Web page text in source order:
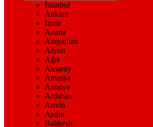
İstanbul
Ankara
İzmir
Adana
Adıyaman
Afyon
Ağrı
Aksaray
Amasya
Antalya
Ardahan
Artvin
Aydın
Balıkesir